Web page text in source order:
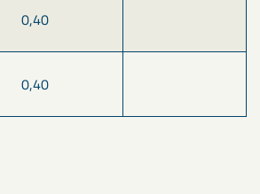
0,40
0,40